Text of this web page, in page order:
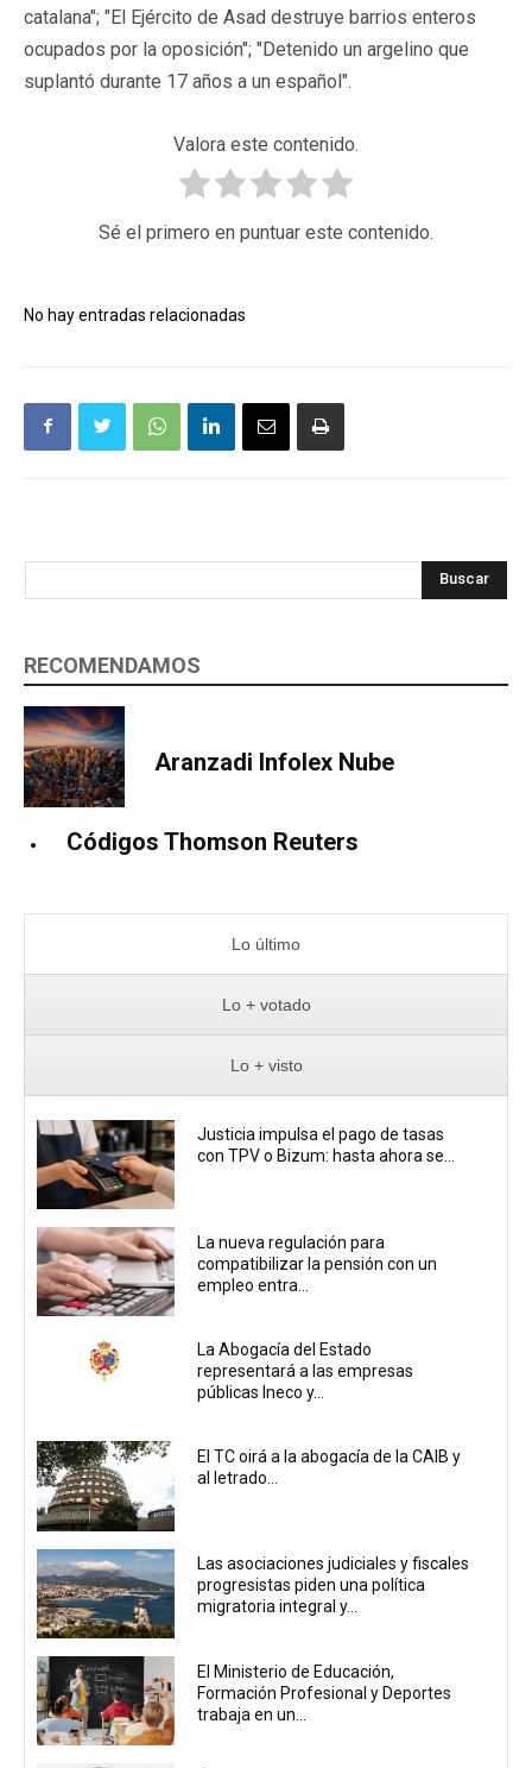
catalana"; "El Ejército de Asad destruye barrios enteros
ocupados por la oposición"; "Detenido un argelino que
suplantó durante 17 años a un español".
Valora este contenido.
Sé el primero en puntuar este contenido.
No hay entradas relacionadas
Buscar
RECOMENDAMOS
Aranzadi Infolex Nube
Códigos Thomson Reuters
Lo último
Lo + votado
Lo + visto
Justicia impulsa el pago de tasas
con TPV o Bizum: hasta ahora se...
La nueva regulación para
compatibilizar la pensión con un
empleo entra...
La Abogacía del Estado
representará a las empresas
públicas Ineco y...
El TC oirá a la abogacía de la CAIB y
al letrado...
Las asociaciones judiciales y fiscales
progresistas piden una política
migratoria integral y...
El Ministerio de Educación,
Formación Profesional y Deportes
trabaja en un...